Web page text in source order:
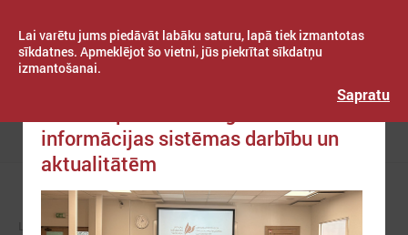
Lai varētu jums piedāvāt labāku saturu, lapā tiek izmantotas
sīkdatnes. Apmeklējot šo vietni, jūs piekrītat sīkdatņu
izmantošanai.
Sapratu
Izvēlne
ZIŅAS LPS
informācijas sistēmas darbību un
aktualitātēm